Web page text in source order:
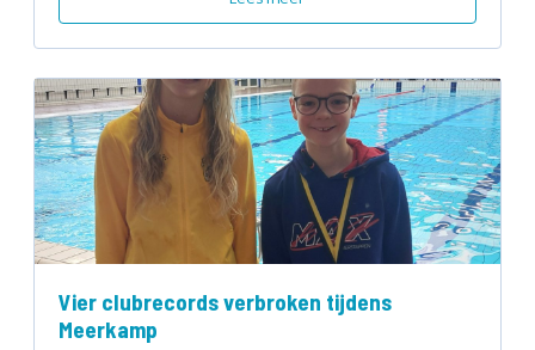
Vier clubrecords verbroken tijdens
Meerkamp